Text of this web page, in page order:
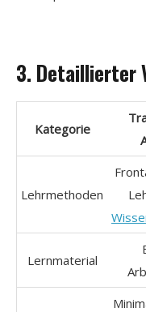
3. Detaillierter
Kategorie
Lehrmethoden
Lernmaterial